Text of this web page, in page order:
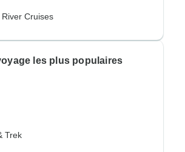
Cruises
les plus populaires
Trek